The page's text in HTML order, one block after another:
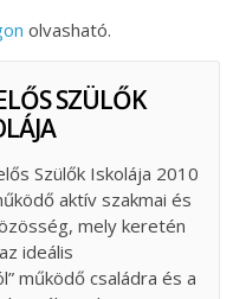
olvasható.
SZÜLŐK
Szülők Iskolája 2010
aktív szakmai és
mely keretén
ideális
működő családra és a